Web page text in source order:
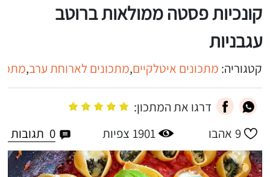
קונכיות פסטה ממולאות ברוטב
עגבניות
קטגוריה: מתכונים איטלקיים,מתכונים לארוחת ערב,
דרגו את המתכון:
9 אהבו 1901 צפיות 0 תגובות